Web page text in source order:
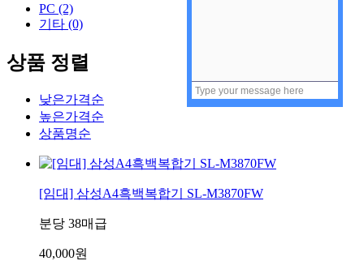
PC (2)
기타 (0)
상품 정렬
낮은가격순
높은가격순
상품명순
[임대] 삼성A4흑백복합기 SL-M3870FW
분당 38매급
40,000원